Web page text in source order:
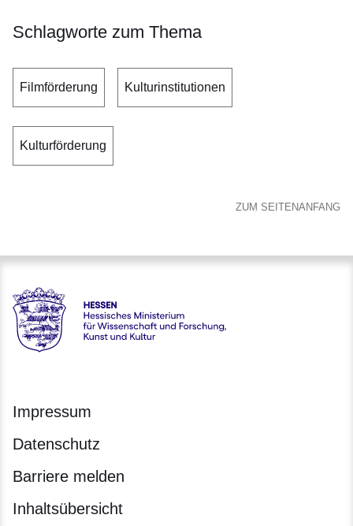
Schlagworte zum Thema
Filmförderung Kulturinstitutionen
Kulturförderung
ZUM SEITENANFANG
Hessen - Hessisches Ministerium für Wissenschaft und
Impressum
Datenschutz
Barriere melden
Inhaltsübersicht